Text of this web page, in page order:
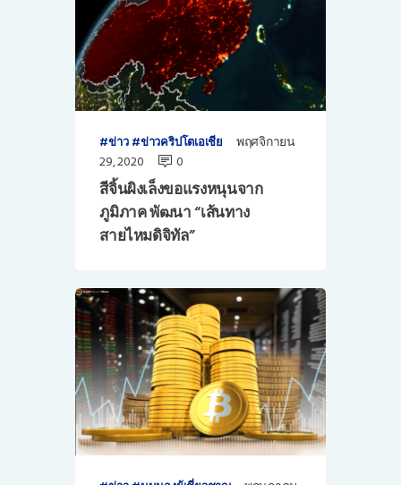
ข่าว ข่าวคริปโตเอเชีย
พฤศจิกายน
29, 2020
0
สีจิ้นผิงเล็งขอแรงหนุนจาก
ภูมิภาค พัฒนา “เส้นทาง
สายไหมดิจิทัล”